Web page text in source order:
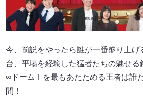
今、前説をやったら誰が一番盛り上
台、平場を経験した猛者たちの魅せ
∞ドームⅠを最もあたためる王者は誰
間！